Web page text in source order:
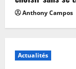
Anthony Campos
Actualités